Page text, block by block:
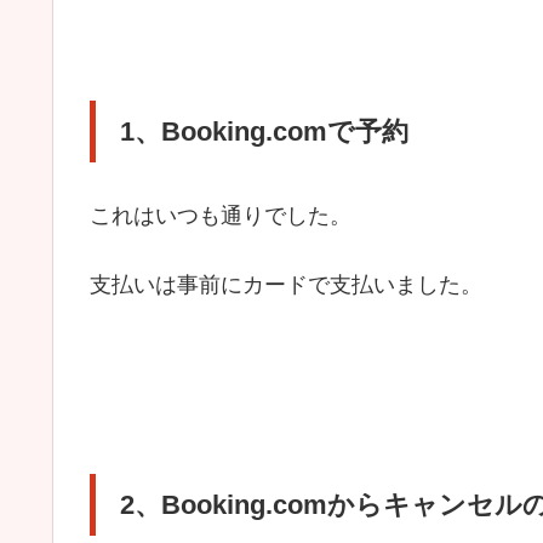
1、Booking.comで予約
これはいつも通りでした。
支払いは事前にカードで支払いました。
2、Booking.comからキャンセル